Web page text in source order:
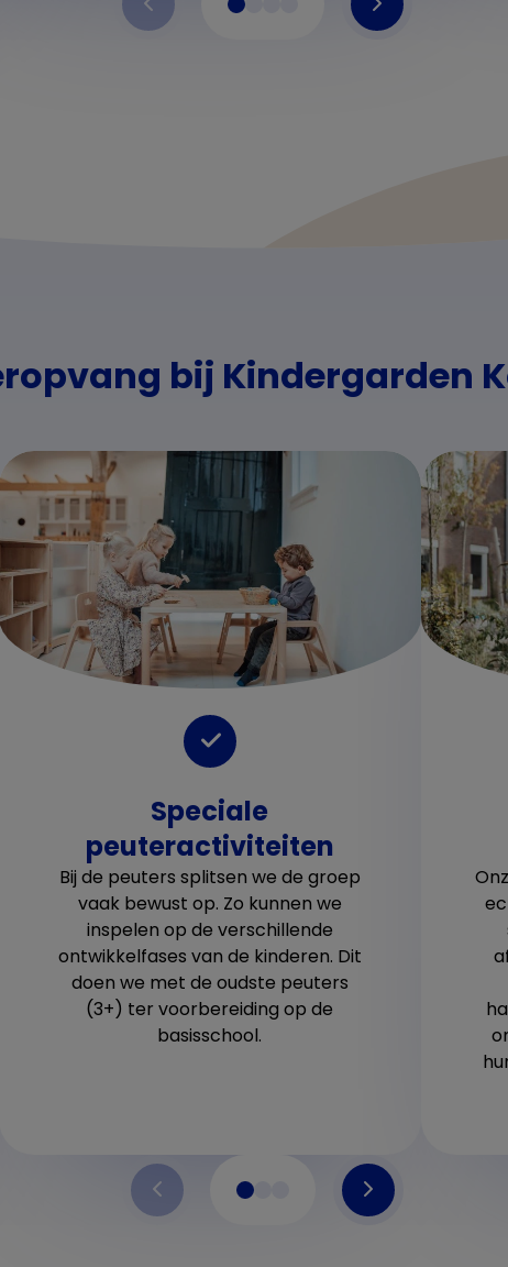
bij Kindergarden
Speciale
peuteractiviteiten
Bij de peuters splitsen we de groep
vaak bewust op. Zo kunnen we
inspelen op de verschillende
ontwikkelfases van de kinderen. Dit
doen we met de oudste peuters
(3+) ter voorbereiding op de
basisschool.